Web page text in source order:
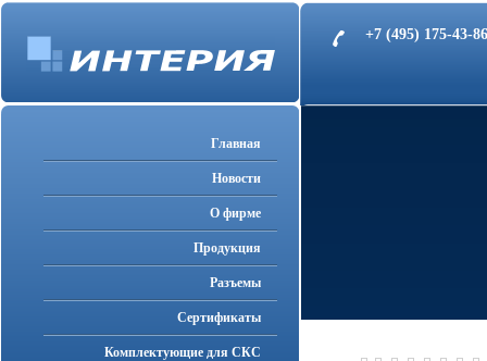
+7 (495) 175-43-
Главная
Новости
О фирме
Продукция
Разъемы
Cертификаты
Комплектующие для СКС